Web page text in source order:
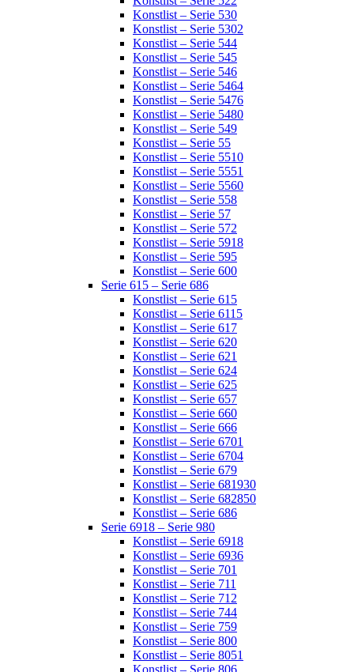
Konstlist – Serie 530
Konstlist – Serie 5302
Konstlist – Serie 544
Konstlist – Serie 545
Konstlist – Serie 546
Konstlist – Serie 5464
Konstlist – Serie 5476
Konstlist – Serie 5480
Konstlist – Serie 549
Konstlist – Serie 55
Konstlist – Serie 5510
Konstlist – Serie 5551
Konstlist – Serie 5560
Konstlist – Serie 558
Konstlist – Serie 57
Konstlist – Serie 572
Konstlist – Serie 5918
Konstlist – Serie 595
Konstlist – Serie 600
Serie 615 – Serie 686
Konstlist – Serie 615
Konstlist – Serie 6115
Konstlist – Serie 617
Konstlist – Serie 620
Konstlist – Serie 621
Konstlist – Serie 624
Konstlist – Serie 625
Konstlist – Serie 657
Konstlist – Serie 660
Konstlist – Serie 666
Konstlist – Serie 6701
Konstlist – Serie 6704
Konstlist – Serie 679
Konstlist – Serie 681930
Konstlist – Serie 682850
Konstlist – Serie 686
Serie 6918 – Serie 980
Konstlist – Serie 6918
Konstlist – Serie 6936
Konstlist – Serie 701
Konstlist – Serie 711
Konstlist – Serie 712
Konstlist – Serie 744
Konstlist – Serie 759
Konstlist – Serie 800
Konstlist – Serie 8051
Konstlist – Serie 806